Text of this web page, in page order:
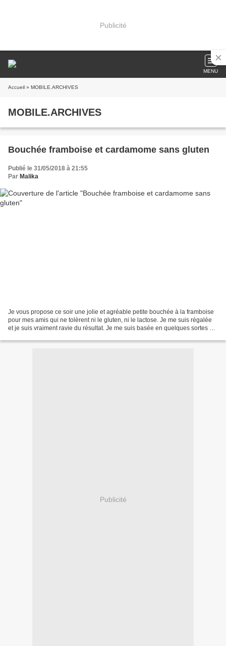
Publicité
MENU
Accueil » MOBILE.ARCHIVES
MOBILE.ARCHIVES
Bouchée framboise et cardamome sans gluten
Publié le 31/05/2018 à 21:55
Par Malika
Je vous propose ce soir une jolie et agréable petite bouchée à la framboise
pour mes amis qui ne tolèrent ni le gluten, ni le lactose. Je me suis régalée
et je suis vraiment ravie du résultat. Je me suis basée en quelques sortes sur
Publicité